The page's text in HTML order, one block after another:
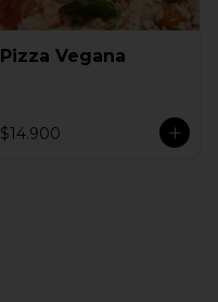
Pizza Vegana
$14.900